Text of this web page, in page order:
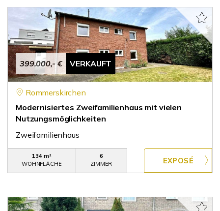
399.000,- € VERKAUFT
Rommerskirchen
Modernisiertes Zweifamilienhaus mit vielen
Nutzungsmöglichkeiten
Zweifamilienhaus
134 m²
WOHNFLÄCHE
6
ZIMMER